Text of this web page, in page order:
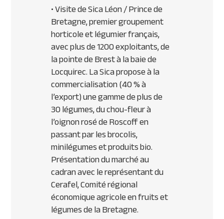
• Visite de Sica Léon / Prince de
Bretagne, premier groupement
horticole et légumier français,
avec plus de 1200 exploitants, de
la pointe de Brest à la baie de
Locquirec. La Sica propose à la
commercialisation (40 % à
l’export) une gamme de plus de
30 légumes, du chou-fleur à
l’oignon rosé de Roscoff en
passant par les brocolis,
minilégumes et produits bio.
Présentation du marché au
cadran avec le représentant du
Cerafel, Comité régional
économique agricole en fruits et
légumes de la Bretagne.